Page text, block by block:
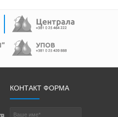
КОНТАКТ ФОРМА